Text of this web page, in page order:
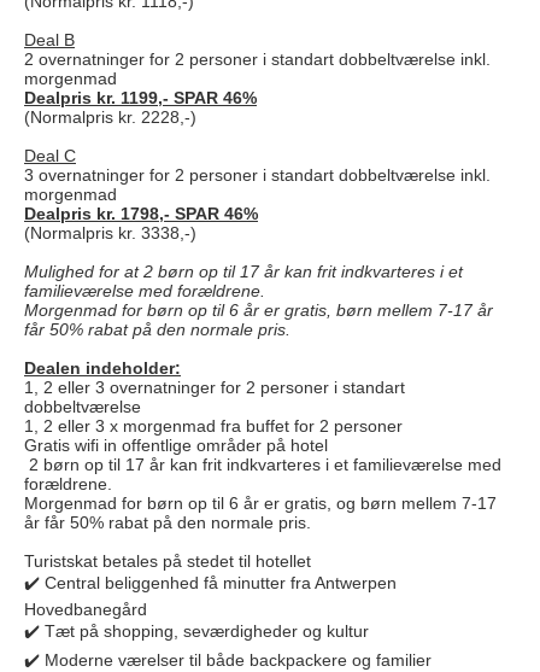
Deal B
2 overnatninger for 2 personer i standart dobbeltværelse inkl.
morgenmad
Dealpris kr. 1199,- SPAR 46%
(Normalpris kr. 2228,-)
Deal C
3 overnatninger for 2 personer i standart dobbeltværelse inkl.
morgenmad
Dealpris kr. 1798,- SPAR 46%
(Normalpris kr. 3338,-)
Mulighed for at 2 børn op til 17 år kan frit indkvarteres i et
familieværelse med forældrene.
Morgenmad for børn op til 6 år er gratis, børn mellem 7-17 år
får 50% rabat på den normale pris.
Dealen indeholder:
1, 2 eller 3 overnatninger for 2 personer i standart
dobbeltværelse
1, 2 eller 3 x morgenmad fra buffet for 2 personer
Gratis wifi in offentlige områder på hotel
2 børn op til 17 år kan frit indkvarteres i et familieværelse med
forældrene.
Morgenmad for børn op til 6 år er gratis, og børn mellem 7-17
år får 50% rabat på den normale pris.
Turistskat betales på stedet til hotellet
✔️ Central beliggenhed få minutter fra Antwerpen
Hovedbanegård
✔️ Tæt på shopping, seværdigheder og kultur
✔️ Moderne værelser til både backpackere og familier